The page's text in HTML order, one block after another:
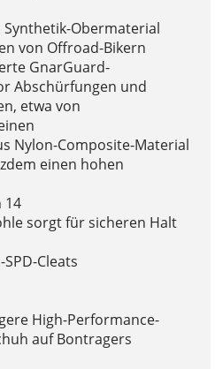
Obermaterial
von Offroad-Bikern
GnarGuard-
Abschürfungen und
etwa von
Nylon-Composite-Material
einen hohen
14
sorgt für sicheren Halt
Cleats
High-Performance-
auf Bontragers